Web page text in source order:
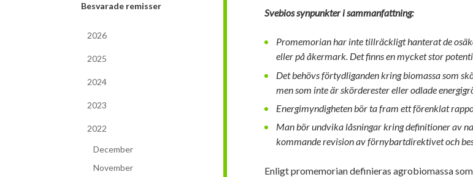
Besvarade remisser
2026
2025
2024
2023
2022
December
November
Svebios synpunkter i sammanfattning:
Promemorian har inte tillräckligt hanterat de
eller på åkermark. Det finns en mycket stor
Det behövs förtydliganden kring biomassa som
men som inte är skörderester eller odlade
Energimyndigheten bör ta fram ett förenklat
Man bör undvika låsningar kring definitioner av
kommande revision av förnybartdirektivet och
Enligt promemorian definieras agrobiomassa